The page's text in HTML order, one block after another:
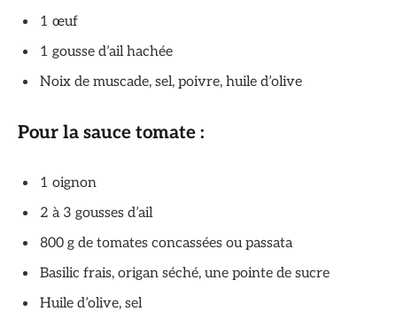
1 œuf
1 gousse d’ail hachée
Noix de muscade, sel, poivre, huile d’olive
Pour la sauce tomate :
1 oignon
2 à 3 gousses d’ail
800 g de tomates concassées ou passata
Basilic frais, origan séché, une pointe de sucre
Huile d’olive, sel